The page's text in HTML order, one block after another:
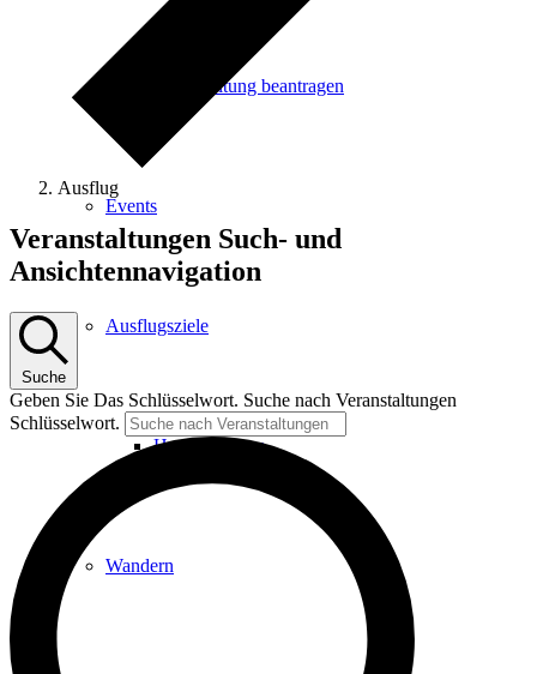
Veranstaltung beantragen
Events
Ausflugsziele
Hardtbergturm
Wandern
Ausflug
Veranstaltungen
Veranstaltungen Such- und
Ansichtennavigation
Suche
Geben Sie Das Schlüsselwort. Suche nach Veranstaltungen
Schlüsselwort.